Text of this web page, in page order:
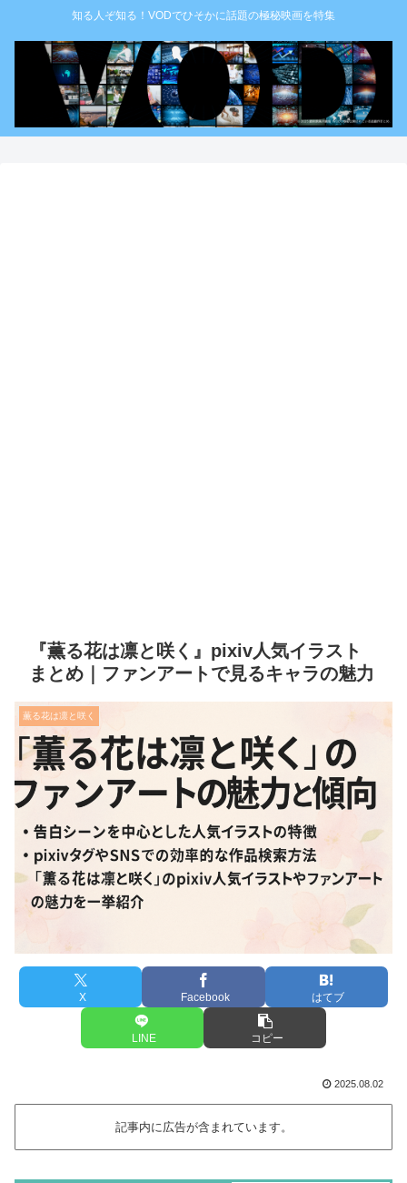
知る人ぞ知る！VODでひそかに話題の極秘映画を特集
『薫る花は凛と咲く』pixiv人気イラスト
まとめ｜ファンアートで見るキャラの魅力
薫る花は凛と咲く
X Facebook はてブ
LINE コピー
2025.08.02
記事内に広告が含まれています。